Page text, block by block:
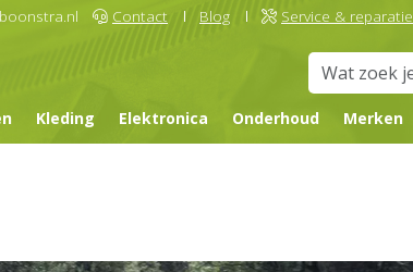
Contact Blog Service & reparatie
Kleding Elektronica Onderhoud Merken